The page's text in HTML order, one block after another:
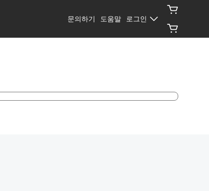
문의하기 도움말 로그인